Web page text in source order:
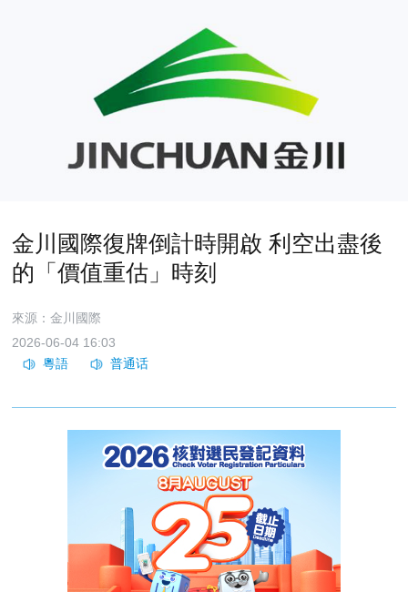
金川國際復牌倒計時開啟 利空出盡後
的「價值重估」時刻
來源：金川國際
2026-06-04 16:03